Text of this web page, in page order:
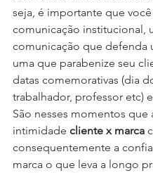
seja, é importante que
comunicação institucional,
comunicação que defenda
uma que parabenize seu
datas comemorativas (dia
trabalhador, professor etc)
São nesses momentos que
intimidade cliente x marca
consequentemente a
marca o que leva a longo